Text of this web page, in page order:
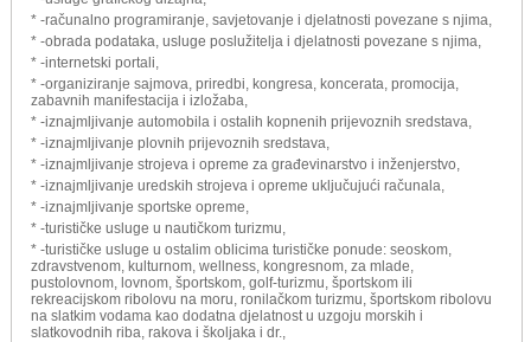
* -računalno programiranje, savjetovanje i djelatnosti povezane s njima,
* -obrada podataka, usluge poslužitelja i djelatnosti povezane s njima,
* -internetski portali,
* -organiziranje sajmova, priredbi, kongresa, koncerata, promocija,
zabavnih manifestacija i izložaba,
* -iznajmljivanje automobila i ostalih kopnenih prijevoznih sredstava,
* -iznajmljivanje plovnih prijevoznih sredstava,
* -iznajmljivanje strojeva i opreme za građevinarstvo i inženjerstvo,
* -iznajmljivanje uredskih strojeva i opreme uključujući računala,
* -iznajmljivanje sportske opreme,
* -turističke usluge u nautičkom turizmu,
* -turističke usluge u ostalim oblicima turističke ponude: seoskom,
zdravstvenom, kulturnom, wellness, kongresnom, za mlade,
pustolovnom, lovnom, športskom, golf-turizmu, športskom ili
rekreacijskom ribolovu na moru, ronilačkom turizmu, športskom ribolovu
na slatkim vodama kao dodatna djelatnost u uzgoju morskih i
slatkovodnih riba, rakova i školjaka i dr.,